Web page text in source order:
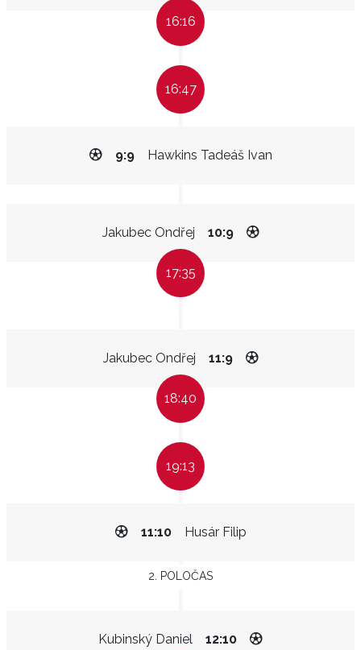
16:16
16:47
Hawkins Tadeáš Ivan
9:9
Jakubec Ondřej 10:9
17:35
Jakubec Ondřej 11:9
18:40
19:13
Husár Filip
11:10
2. POLOČAS
Kubinský Daniel 12:10